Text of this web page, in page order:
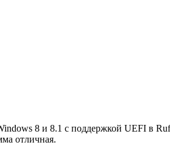
8 и 8.1 с поддержкой UEFI в
отличная.